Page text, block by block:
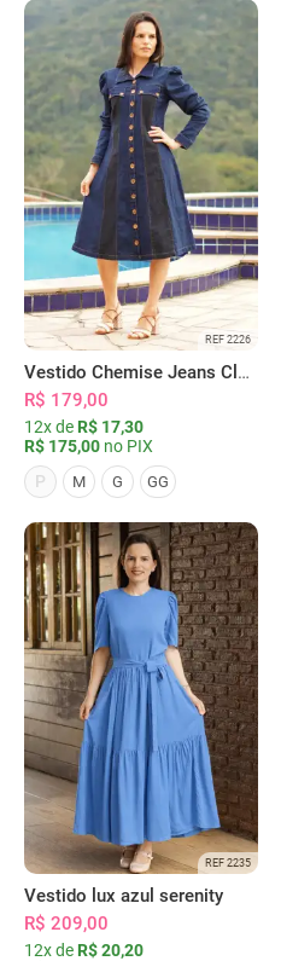
REF 2226
Vestido Chemise Jeans Clássica Serena
R$ 179,00
12x de R$ 17,30
R$ 175,00 no PIX
P
M G GG
REF 2235
Vestido lux azul serenity
R$ 209,00
12x de R$ 20,20